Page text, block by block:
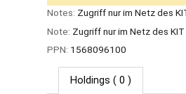
Notes: Zugriff nur im Netz des
Note: Zugriff nur im Netz des KIT
PPN: 1568096100
Holdings ( 0 )